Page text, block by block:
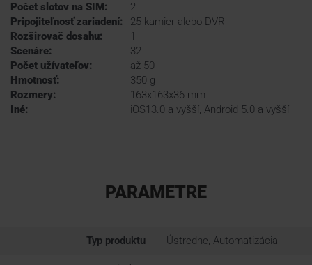
Počet slotov na SIM:
2
Pripojiteľnosť zariadení:
25 kamier alebo DVR
Rozširovač dosahu:
1
Scenáre:
32
Počet užívateľov:
až 50
Hmotnosť:
350 g
Rozmery:
163x163x36 mm
Iné:
iOS13.0 a vyšší, Android 5.0 a vyšší
PARAMETRE
Typ produktu Ústredne, Automatizácia